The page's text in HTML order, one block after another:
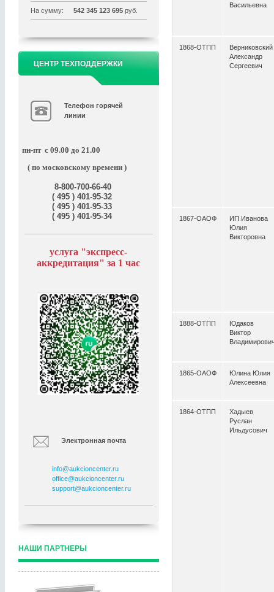
На сумму: 542 345 123 695 руб.
ЦЕНТР ТЕХПОДДЕРЖКИ
Телефон горячей
линии
пн-пт с 09.00 до 21.00
( по московскому времени )
8-800-700-66-40
( 495 ) 401-95-32
( 495 ) 401-95-33
( 495 ) 401-95-34
услуга "экспресс-
аккредитация" за 1 час
Электронная почта
info@aukcioncenter.ru
office@aukcioncenter.ru
support@aukcioncenter.ru
НАШИ ПАРТНЕРЫ
Васильевна
1868-ОТПП
Верниковский
Александр
Сергеевич
1867-ОАОФ
ИП Иванова
Юлия
Викторовна
1888-ОТПП
Юдаков
Виктор
1865-ОАОФ
Юлина Юлия
Алексеевна
1864-ОТПП
Хадыев
Руслан
Ильдусович